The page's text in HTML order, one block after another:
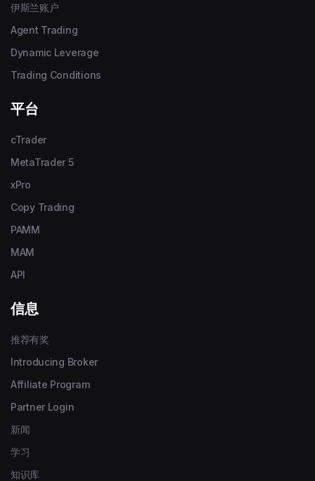
伊斯兰账户
Agent Trading
Dynamic Leverage
Trading Conditions
平台
cTrader
MetaTrader 5
xPro
Copy Trading
PAMM
MAM
API
信息
推荐有奖
Introducing Broker
Affiliate Program
Partner Login
新闻
学习
知识库